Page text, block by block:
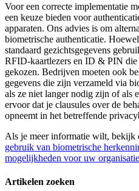
Voor een correcte implementatie
een keuze bieden voor
apparaten. Ons advies is om
biometrische authenticatie.
standaard gezichtsgegevens
RFID-kaartlezers en ID & PIN die
gekozen. Bedrijven moeten ook
gegevens die zijn verzameld via
als ze niet langer nodig zijn of als
ervoor dat je clausules over de
opneemt in het betreffende
Als je meer informatie wilt, bekijk
gebruik van biometrische
mogelijkheden voor uw
Artikelen zoeken